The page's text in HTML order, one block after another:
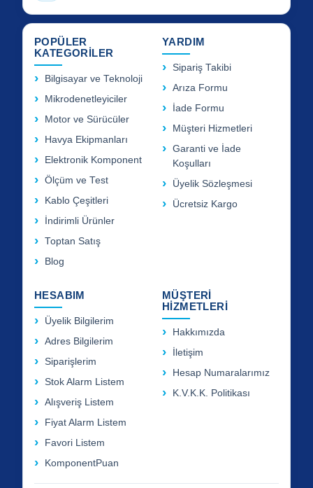
POPÜLER
KATEGORİLER
Bilgisayar ve Teknoloji
Mikrodenetleyiciler
Motor ve Sürücüler
Havya Ekipmanları
Elektronik Komponent
Ölçüm ve Test
Kablo Çeşitleri
İndirimli Ürünler
Toptan Satış
Blog
YARDIM
Sipariş Takibi
Arıza Formu
İade Formu
Müşteri Hizmetleri
Garanti ve İade
Koşulları
Üyelik Sözleşmesi
Ücretsiz Kargo
HESABIM
Üyelik Bilgilerim
Adres Bilgilerim
Siparişlerim
Stok Alarm Listem
Alışveriş Listem
Fiyat Alarm Listem
Favori Listem
KomponentPuan
MÜŞTERİ
HİZMETLERİ
Hakkımızda
İletişim
Hesap Numaralarımız
K.V.K.K. Politikası